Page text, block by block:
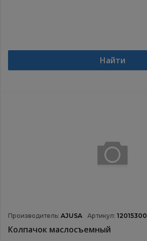
Найти
Производитель: AJUSA Артикул: 12015300
Колпачок маслосъемный